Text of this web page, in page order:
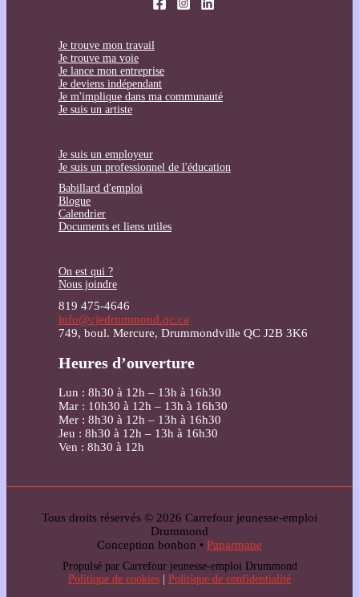
Je trouve mon travail
Je trouve ma voie
Je lance mon entreprise
Je deviens indépendant
Je m'implique dans ma communauté
Je suis un artiste
Je suis un employeur
Je suis un professionnel de l'éducation
Babillard d'emploi
Blogue
Calendrier
Documents et liens utiles
On est qui ?
Nous joindre
819 475-4646
info@cjedrummond.qc.ca
749, boul. Mercure, Drummondville QC J2B 3K6
Heures d’ouverture
Lun : 8h30 à 12h – 13h à 16h30
Mar : 10h30 à 12h – 13h à 16h30
Mer : 8h30 à 12h – 13h à 16h30
Jeu : 8h30 à 12h – 13h à 16h30
Ven : 8h30 à 12h
Tous droits réservés © 2026 Carrefour jeunesse-emploi
Drummond
Conception bonbon • Paparmane
Propulsé par Carrefour jeunesse-emploi Drummond
Politique de cookies | Politique de confidentialité